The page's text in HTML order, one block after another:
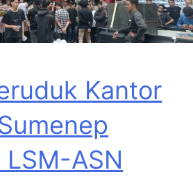
Kantor
LSM-ASN